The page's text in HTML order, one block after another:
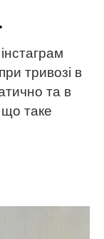
тривозі в
та в
що таке